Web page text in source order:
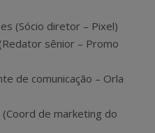
(Sócio diretor – Pixel)
sênior – Promo
de comunicação – Orla
de marketing do